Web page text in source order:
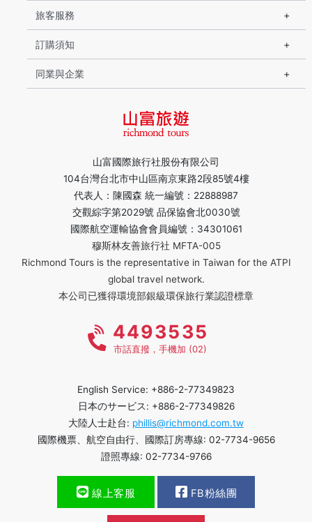
山富國際旅行社股份有限公司
104台灣台北市中山區南京東路2段85號4樓
代表人：陳國森 統一編號：22888987
交觀綜字第2029號 品保協會北0030號
國際航空運輸協會會員編號：34301061
穆斯林友善旅行社 MFTA-005
Richmond Tours is the representative in Taiwan for the ATPI
global travel network.
本公司已獲得環境部銀級環保旅行業認證標章
旅客服務
訂購須知
同業與企業
4493535
市話直撥，手機加 (02)
English Service: +886-2-77349823
日本のサービス: +886-2-77349826
大陸人士赴台: phillis@richmond.com.tw
國際機票、航空自由行、國際訂房專線: 02-7734-9656
證照專線: 02-7734-9766
線上客服 FB粉絲團